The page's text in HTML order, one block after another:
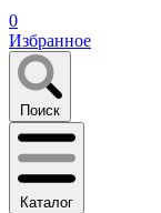
0
Избранное
Поиск
Каталог